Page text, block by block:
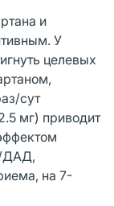
и
У
целевых
сут
мг) приводит
ДАД,
на 7-